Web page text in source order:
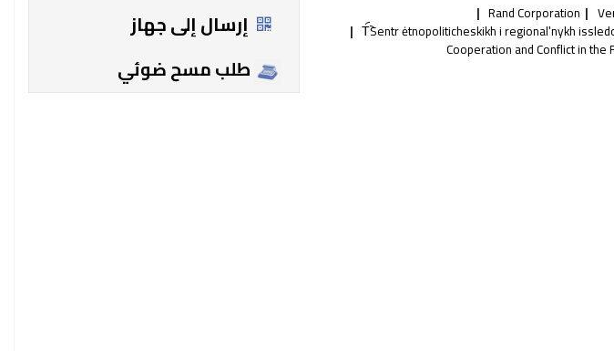
Rand Corporation
T︠︡Sentr ėtnopoliticheskikh i regionalʹnykh
Cooperation and Conflict in
إرسال إلى جهاز
طلب مسح ضوئي